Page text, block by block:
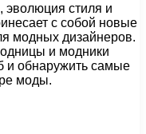
стиля и
с собой новые
модных дизайнеров.
и модники
и обнаружить самые
моды.